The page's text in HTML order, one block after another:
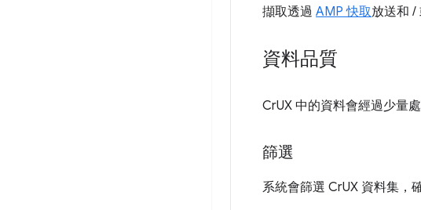
擷取透過 AMP 快取放送和 /
資料品質
CrUX 中的資料會經過少量
篩選
系統會篩選 CrUX 資料集，